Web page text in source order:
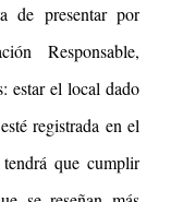
de presentar por
Responsable,
estar el local dado
registrada en el
que cumplir